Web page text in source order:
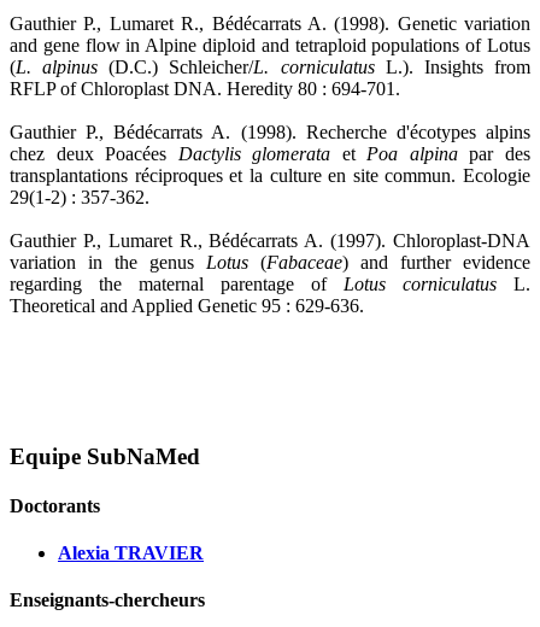
Gauthier P., Lumaret R., Bédécarrats A. (1998). Genetic variation
and gene flow in Alpine diploid and tetraploid populations of Lotus
(L. alpinus (D.C.) Schleicher/L. corniculatusL.). Insights from
RFLP of Chloroplast DNA. Heredity 80 : 694-701.
Gauthier P., Bédécarrats A. (1998). Recherche d'écotypes alpins
chez deux Poacées Dactylis glomerata et Poa alpinapar des
transplantations réciproques et la culture en site commun. Ecologie
29(1-2) : 357-362.
Gauthier P., Lumaret R., Bédécarrats A. (1997). Chloroplast-DNA
variation in the genus Lotus (Fabaceae) and further evidence
regarding the maternal parentage of Lotus corniculatus L.
Theoretical and Applied Genetic 95 : 629-636.
Equipe SubNaMed
Doctorants
Alexia TRAVIER
Enseignants-chercheurs